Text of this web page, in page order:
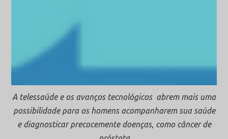
A telessaúde e os avanços tecnológicos abrem mais uma
possibilidade para os homens acompanharem sua saúde
e diagnosticar precocemente doenças, como câncer de